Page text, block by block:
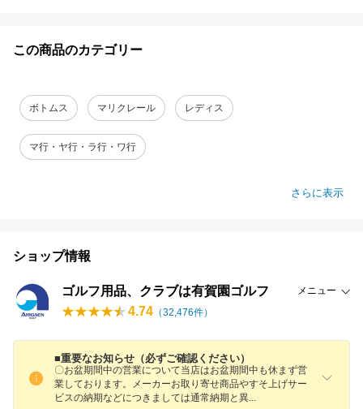
この商品のカテゴリー
ボトムス マリクレール レディス
マ行・ヤ行・ラ行・ワ行
さらに表示
ショップ情報
ゴルフ用品、クラブは有賀園ゴルフ メニュー
4.74 （32,476件）
■重要なお知らせ（必ずご確認ください）
〇お盆期間中の営業について当店はお盆期間中も休まず営
業しております。メーカーお取り寄せ商品やすそ上げサー
ビスの納期などにつきましては通常納期と 異